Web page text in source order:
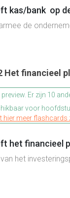
kas/bank op
de
Het financieel
preview. Er zijn 10
voor
hier meer flashcards
het financieel
het